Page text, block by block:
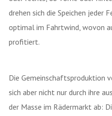
drehen sich die Speichen jeder
optimal im Fahrtwind, wovon
profitiert.
Die Gemeinschaftsproduktion
sich aber nicht nur durch ihre
der Masse im Rädermarkt ab: